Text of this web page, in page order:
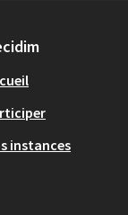
instances